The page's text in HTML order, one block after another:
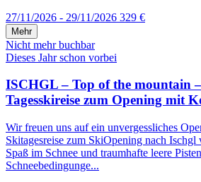
27/11/2026 - 29/11/2026 329 €
Mehr
Nicht mehr buchbar
Dieses Jahr schon vorbei
ISCHGL – Top of the mountain
Tagesskireise zum Opening mit
Wir freuen uns auf ein unvergessliches
Skitagesreise zum SkiOpening nach Ischgl
Spaß im Schnee und traumhafte leere
Schneebedingunge...